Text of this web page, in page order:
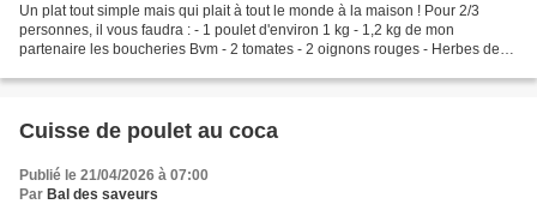
Un plat tout simple mais qui plait à tout le monde à la maison ! Pour 2/3
personnes, il vous faudra : - 1 poulet d'environ 1 kg - 1,2 kg de mon
partenaire les boucheries Bvm - 2 tomates - 2 oignons rouges - Herbes de
Cuisse de poulet au coca
Publié le 21/04/2026 à 07:00
Par Bal des saveurs